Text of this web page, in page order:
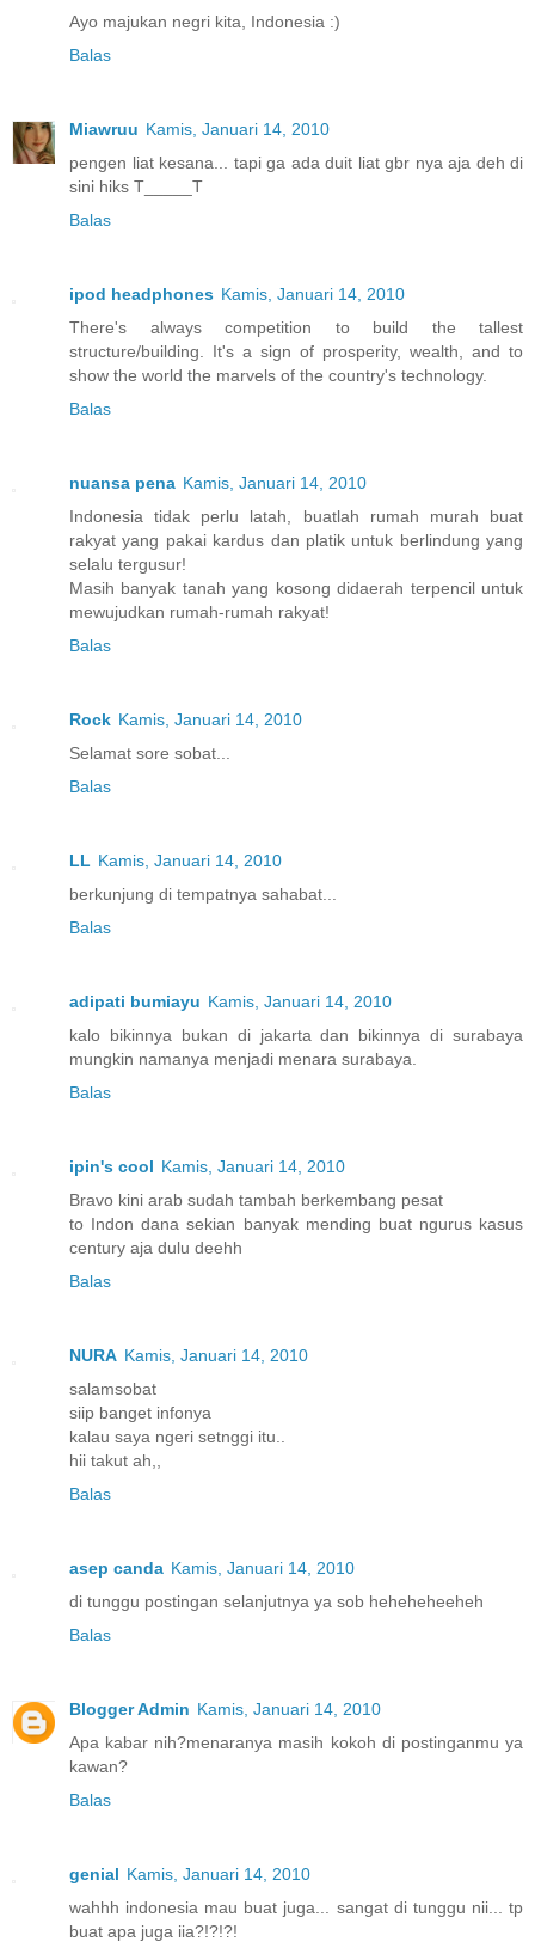
Ayo majukan negri kita, Indonesia :)
Balas
Miawruu Kamis, Januari 14, 2010
pengen liat kesana... tapi ga ada duit liat gbr nya aja deh di
sini hiks T_____T
Balas
ipod headphones Kamis, Januari 14, 2010
There's always competition to build the tallest
structure/building. It's a sign of prosperity, wealth, and to
show the world the marvels of the country's technology.
Balas
nuansa pena Kamis, Januari 14, 2010
Indonesia tidak perlu latah, buatlah rumah murah buat
rakyat yang pakai kardus dan platik untuk berlindung yang
selalu tergusur!
Masih banyak tanah yang kosong didaerah terpencil untuk
mewujudkan rumah-rumah rakyat!
Balas
Rock Kamis, Januari 14, 2010
Selamat sore sobat...
Balas
LL Kamis, Januari 14, 2010
berkunjung di tempatnya sahabat...
Balas
adipati bumiayu Kamis, Januari 14, 2010
kalo bikinnya bukan di jakarta dan bikinnya di surabaya
mungkin namanya menjadi menara surabaya.
Balas
ipin's cool Kamis, Januari 14, 2010
Bravo kini arab sudah tambah berkembang pesat
to Indon dana sekian banyak mending buat ngurus kasus
century aja dulu deehh
Balas
NURA Kamis, Januari 14, 2010
salamsobat
siip banget infonya
kalau saya ngeri setnggi itu..
hii takut ah,,
Balas
asep canda Kamis, Januari 14, 2010
di tunggu postingan selanjutnya ya sob heheheheeheh
Balas
Blogger Admin Kamis, Januari 14, 2010
Apa kabar nih?menaranya masih kokoh di postinganmu ya
kawan?
Balas
genial Kamis, Januari 14, 2010
wahhh indonesia mau buat juga... sangat di tunggu nii... tp
buat apa juga iia?!?!?!